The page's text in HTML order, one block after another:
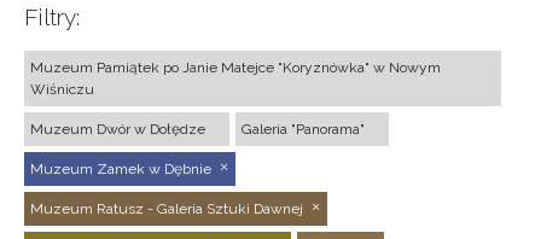
Filtry:
Muzeum Pamiątek po Janie Matejce "Koryznówka" w Nowym
Wiśniczu
Muzeum Dwór w Dołędze Galeria "Panorama"
Muzeum Zamek w Dębnie
Muzeum Ratusz - Galeria Sztuki Dawnej